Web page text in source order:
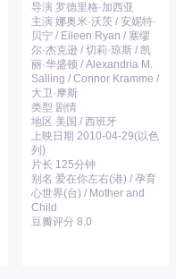
导演 罗德里格·加西亚
主演 娜奥米·沃茨 / 安妮特·
贝宁 / Eileen Ryan / 塞缪
尔·杰克逊 / 切莉·琼斯 / 凯
丽·华盛顿 / Alexandria M.
Salling / Connor Kramme /
大卫·摩斯
类型 剧情
地区 美国 / 西班牙
上映日期 2010-04-29(以色
列)
片长 125分钟
别名 爱在你左右(港) / 孕育
心世界(台) / Mother and
Child
豆瓣评分 8.0